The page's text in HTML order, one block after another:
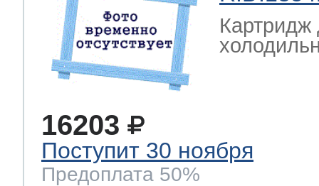
Картридж
16203
Поступит 30 ноября
Предоплата 50%